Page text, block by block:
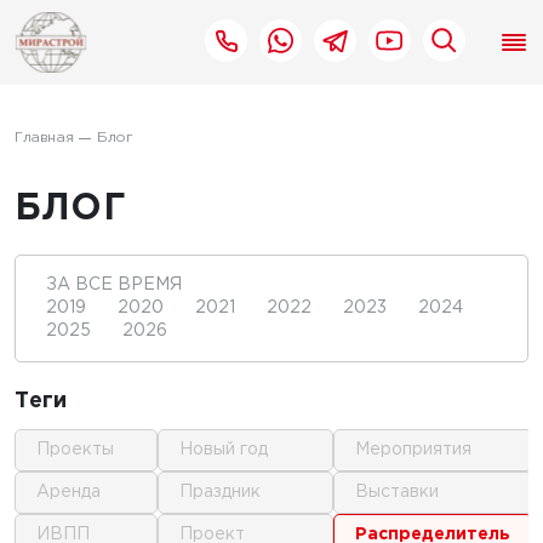
Главная Блог
БЛОГ
ЗА ВСЕ ВРЕМЯ
2019
2020 2021 2022 2023
2024
2025
2026
Теги
проекты
аренда
ИВПП
новый год
праздник
проект
мероприятия
выставки
распределитель